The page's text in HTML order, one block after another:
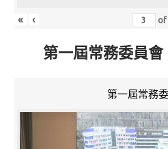
« ‹
第一屆常務委員
第一屆常務